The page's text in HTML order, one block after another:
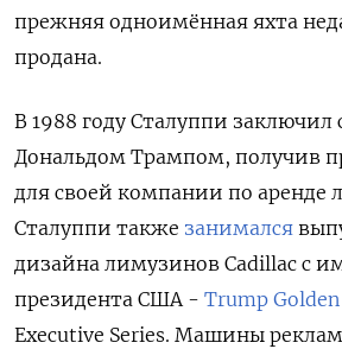
прежняя одноимённая яхта
продана.
В 1988 году Сталуппи заключил
Дональдом Трампом, получив
для своей компании по аренде
Сталуппи также занимался
дизайна лимузинов Cadillac с
президента США - Trump Golden
Executive Series. Машины